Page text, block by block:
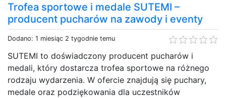
Trofea sportowe i medale SUTEMI –
producent pucharów na zawody i eventy
Dodano: 1 miesiąc 2 tygodnie temu
SUTEMI to doświadczony producent pucharów i
medali, który dostarcza trofea sportowe na różnego
rodzaju wydarzenia. W ofercie znajdują się puchary,
medale oraz podziękowania dla uczestników